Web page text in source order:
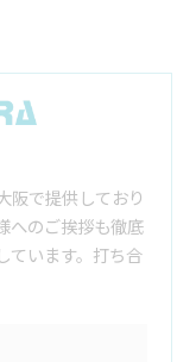
阪で提供しており
へのご挨拶も徹底
ています。打ち合